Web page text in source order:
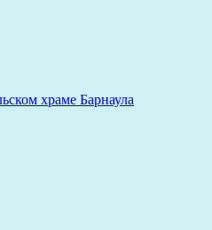
храме Барнаула